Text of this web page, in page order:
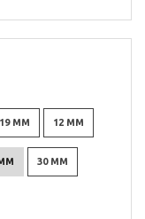
19 ММ 12 ММ
30 ММ